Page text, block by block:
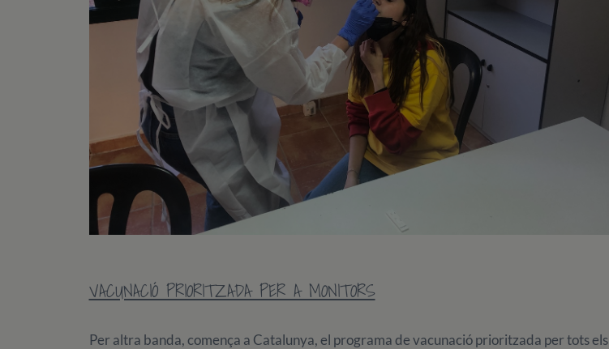
VACUNACIÓ PRIORITZADA PER A MONITORS
Per altra banda, comença a Catalunya, el programa de vacunació prioritzada per tots els